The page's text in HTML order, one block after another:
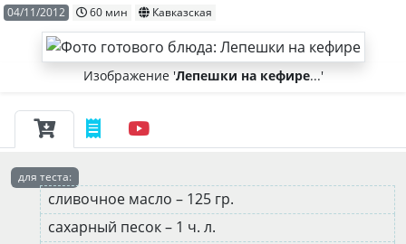
04/11/2012 60 мин Кавказская
Изображение 'Лепешки на кефире...'
для теста:
сливочное масло – 125 гр.
сахарный песок – 1 ч. л.